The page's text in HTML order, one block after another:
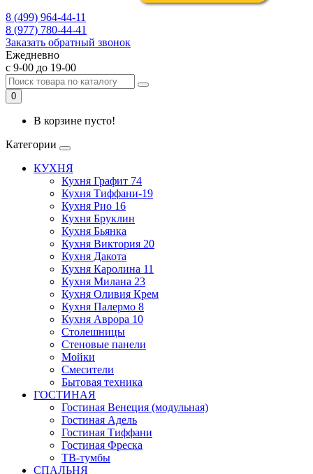
8 (499) 964-44-11
8 (977) 780-44-41
Заказать обратный звонок
Ежедневно
с 9-00 до 19-00
0
В корзине пусто!
Категории
КУХНЯ
Кухня Графит 74
Кухня Тиффани-19
Кухня Рио 16
Кухня Бруклин
Кухня Бьянка
Кухня Виктория 20
Кухня Дакота
Кухня Каролина 11
Кухня Милана 23
Кухня Оливия Крем
Кухня Палермо 8
Кухня Аврора 10
Столешницы
Стеновые панели
Мойки
Смесители
Бытовая техника
ГОСТИНАЯ
Гостиная Венеция (модульная)
Гостиная Адель
Гостиная Тиффани
Гостиная Фреска
ТВ-тумбы
СПАЛЬНЯ